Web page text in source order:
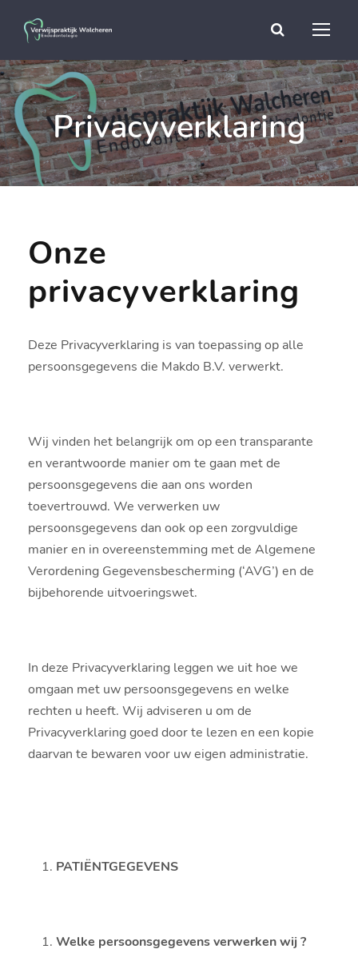
Privacyverklaring
Onze
privacyverklaring
Deze Privacyverklaring is van toepassing op alle
persoonsgegevens die Makdo B.V. verwerkt.
Wij vinden het belangrijk om op een transparante
en verantwoorde manier om te gaan met de
persoonsgegevens die aan ons worden
toevertrouwd. We verwerken uw
persoonsgegevens dan ook op een zorgvuldige
manier en in overeenstemming met de Algemene
Verordening Gegevensbescherming (‘AVG’) en de
bijbehorende uitvoeringswet.
In deze Privacyverklaring leggen we uit hoe we
omgaan met uw persoonsgegevens en welke
rechten u heeft. Wij adviseren u om de
Privacyverklaring goed door te lezen en een kopie
daarvan te bewaren voor uw eigen administratie.
PATIËNTGEGEVENS
Welke persoonsgegevens verwerken wij ?